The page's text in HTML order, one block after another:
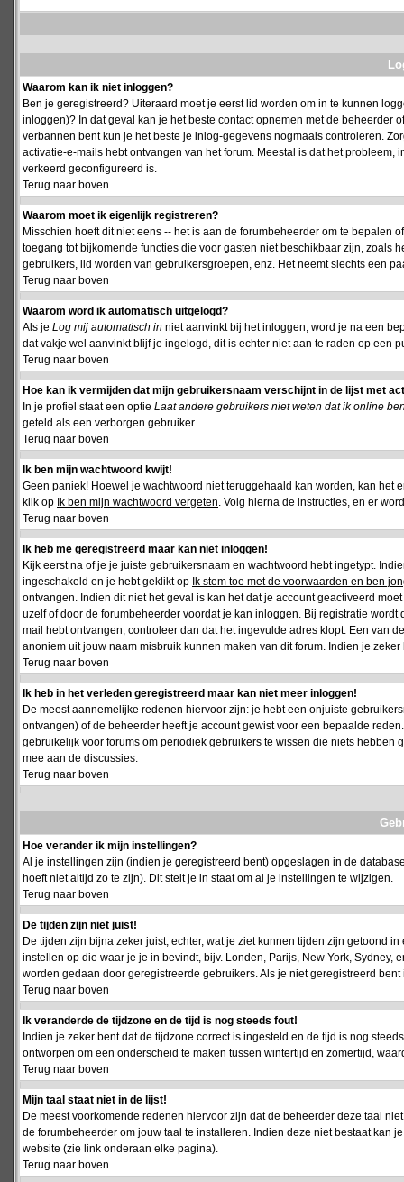
Waarom kan ik niet inloggen?
Ben je geregistreerd? Uiteraard moet je eerst lid worden om in te kunnen
inloggen)? In dat geval kan je het beste contact opnemen met de beheerder
verbannen bent kun je het beste je inlog-gegevens nogmaals controleren.
activatie-e-mails hebt ontvangen van het forum. Meestal is dat het
verkeerd geconfigureerd is.
Terug naar boven
Waarom moet ik eigenlijk registreren?
Misschien hoeft dit niet eens -- het is aan de forumbeheerder om te bepalen
toegang tot bijkomende functies die voor gasten niet beschikbaar zijn,
gebruikers, lid worden van gebruikersgroepen, enz. Het neemt slechts een
Terug naar boven
Waarom word ik automatisch uitgelogd?
Als je Log mij automatisch in niet aanvinkt bij het inloggen, word je na een
dat vakje wel aanvinkt blijf je ingelogd, dit is echter niet aan te raden op een
Terug naar boven
Hoe kan ik vermijden dat mijn gebruikersnaam verschijnt in de lijst met
In je profiel staat een optie Laat andere gebruikers niet weten dat ik online
geteld als een verborgen gebruiker.
Terug naar boven
Ik ben mijn wachtwoord kwijt!
Geen paniek! Hoewel je wachtwoord niet teruggehaald kan worden, kan
klik op Ik ben mijn wachtwoord vergeten. Volg hierna de instructies, en er
Terug naar boven
Ik heb me geregistreerd maar kan niet inloggen!
Kijk eerst na of je je juiste gebruikersnaam en wachtwoord hebt ingetypt.
ingeschakeld en je hebt geklikt op Ik stem toe met de voorwaarden en ben
ontvangen. Indien dit niet het geval is kan het dat je account geactiveerd
uzelf of door de forumbeheerder voordat je kan inloggen. Bij registratie
mail hebt ontvangen, controleer dan dat het ingevulde adres klopt. Een van
anoniem uit jouw naam misbruik kunnen maken van dit forum. Indien je
Terug naar boven
Ik heb in het verleden geregistreerd maar kan niet meer inloggen!
De meest aannemelijke redenen hiervoor zijn: je hebt een onjuiste
ontvangen) of de beheerder heeft je account gewist voor een bepaalde
gebruikelijk voor forums om periodiek gebruikers te wissen die niets
mee aan de discussies.
Terug naar boven
Hoe verander ik mijn instellingen?
Al je instellingen zijn (indien je geregistreerd bent) opgeslagen in de
hoeft niet altijd zo te zijn). Dit stelt je in staat om al je instellingen te wijzigen.
Terug naar boven
De tijden zijn niet juist!
De tijden zijn bijna zeker juist, echter, wat je ziet kunnen tijden zijn getoond
instellen op die waar je je in bevindt, bijv. Londen, Parijs, New York,
worden gedaan door geregistreerde gebruikers. Als je niet geregistreerd
Terug naar boven
Ik veranderde de tijdzone en de tijd is nog steeds fout!
Indien je zeker bent dat de tijdzone correct is ingesteld en de tijd is nog
ontworpen om een onderscheid te maken tussen wintertijd en zomertijd,
Terug naar boven
Mijn taal staat niet in de lijst!
De meest voorkomende redenen hiervoor zijn dat de beheerder deze taal
de forumbeheerder om jouw taal te installeren. Indien deze niet bestaat kan
website (zie link onderaan elke pagina).
Terug naar boven